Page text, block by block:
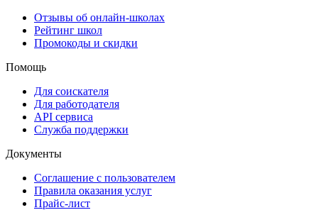
Отзывы об онлайн-школах
Рейтинг школ
Промокоды и скидки
Помощь
Для соискателя
Для работодателя
API сервиса
Служба поддержки
Документы
Соглашение с пользователем
Правила оказания услуг
Прайс-лист